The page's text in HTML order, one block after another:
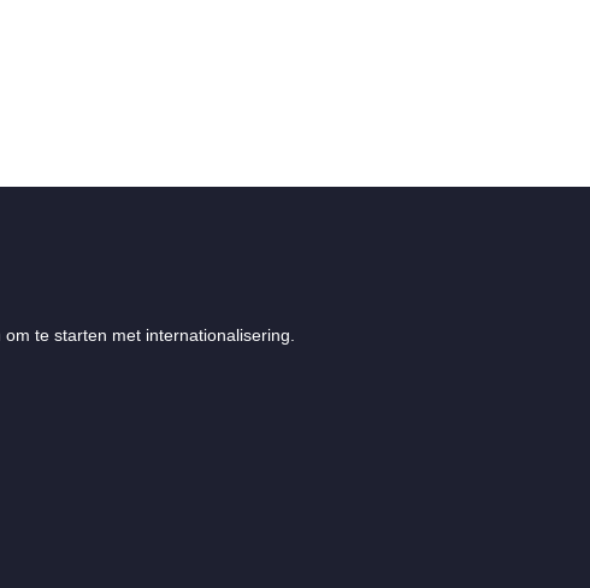
te starten met internationalisering.